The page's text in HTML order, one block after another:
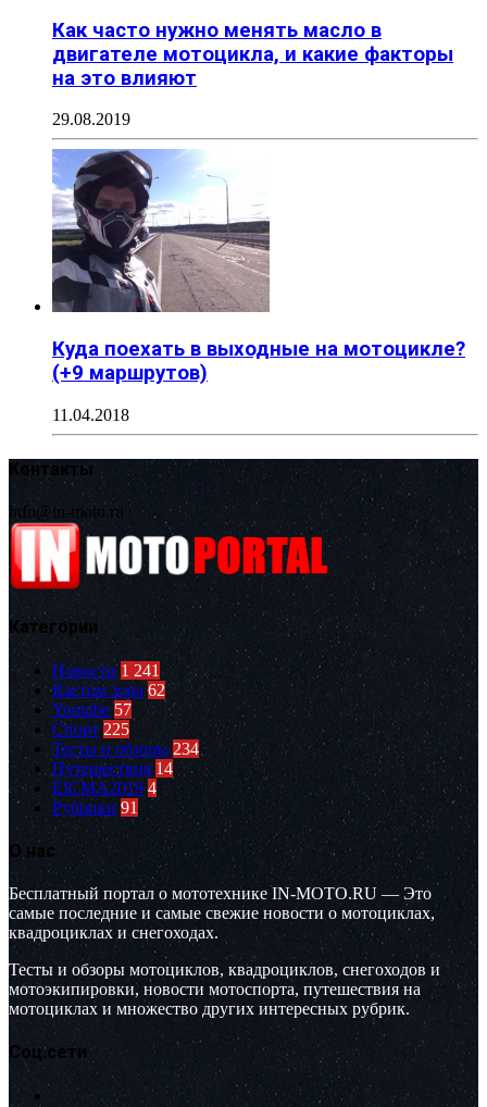
Как часто нужно менять масло в
двигателе мотоцикла, и какие факторы
на это влияют
29.08.2019
Куда поехать в выходные на мотоцикле?
(+9 маршрутов)
11.04.2018
Контакты
info@in-moto.ru
Категории
Новости 1 241
Кастом зона 62
Youtube 57
Спорт 225
Тесты и обзоры 234
Путешествия 14
EICMA2019 4
Рубрики 91
О нас
Бесплатный портал о мототехнике IN-MOTO.RU — Это
самые последние и самые свежие новости о мотоциклах,
квадроциклах и снегоходах.
Тесты и обзоры мотоциклов, квадроциклов, снегоходов и
мотоэкипировки, новости мотоспорта, путешествия на
мотоциклах и множество других интересных рубрик.
Соц.сети